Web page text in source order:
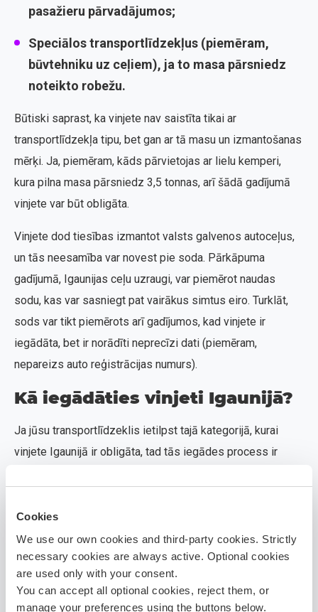
Cookies
We use our own cookies and third-party cookies. Strictly
necessary cookies are always active. Optional cookies
are used only with your consent.
You can accept all optional cookies, reject them, or
manage your preferences using the buttons below.
pasažieru pārvadājumos;
Speciālos transportlīdzekļus (piemēram,
būvtehniku uz ceļiem), ja to masa pārsniedz
noteikto robežu.
Būtiski saprast, ka vinjete nav saistīta tikai ar
transportlīdzekļa tipu, bet gan ar tā masu un izmantošanas
mērķi. Ja, piemēram, kāds pārvietojas ar lielu kemperi,
kura pilna masa pārsniedz 3,5 tonnas, arī šādā gadījumā
vinjete var būt obligāta.
Vinjete dod tiesības izmantot valsts galvenos autoceļus,
un tās neesamība var novest pie soda. Pārkāpuma
gadījumā, Igaunijas ceļu uzraugi, var piemērot naudas
sodu, kas var sasniegt pat vairākus simtus eiro. Turklāt,
sods var tikt piemērots arī gadījumos, kad vinjete ir
iegādāta, bet ir norādīti neprecīzi dati (piemēram,
nepareizs auto reģistrācijas numurs).
Kā iegādāties vinjeti Igaunijā?
Ja jūsu transportlīdzeklis ietilpst tajā kategorijā, kurai
vinjete Igaunijā ir obligāta, tad tās iegādes process ir
latviešu vai angļu valodā.
Oficiālā mājaslapa, kur iespējams iegādāties vinjeti, ir
www.teetasu.ee– tā ir valsts pārvaldīta un droša
platforma, kas darbojas 24/7. Šajā mājaslapā jūs varat: